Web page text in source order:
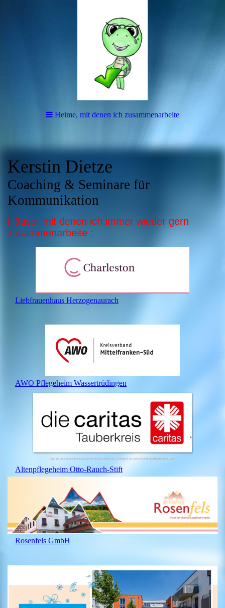
Heime, mit denen ich zusammenarbeite
Kerstin Dietze
Coaching & Seminare für
Kommunikation
Häuser mit denen ich immer wieder gern
zusammenarbeite :
Liebfrauenhaus Herzogenaurach
AWO Pflegeheim Wassertrüdingen
Altenpflegeheim Otto-Rauch-Stift
Rosenfels GmbH